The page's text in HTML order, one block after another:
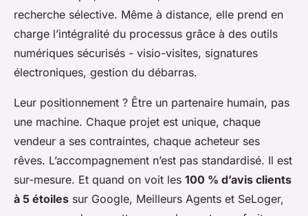
recherche sélective. Même à distance, elle prend en
charge l’intégralité du processus grâce à des outils
numériques sécurisés - visio-visites, signatures
électroniques, gestion du débarras.
Leur positionnement ? Être un partenaire humain, pas
une machine. Chaque projet est unique, chaque
vendeur a ses contraintes, chaque acheteur ses
rêves. L’accompagnement n’est pas standardisé. Il est
sur-mesure. Et quand on voit les 100 % d’avis clients
à 5 étoiles sur Google, Meilleurs Agents et SeLoger,